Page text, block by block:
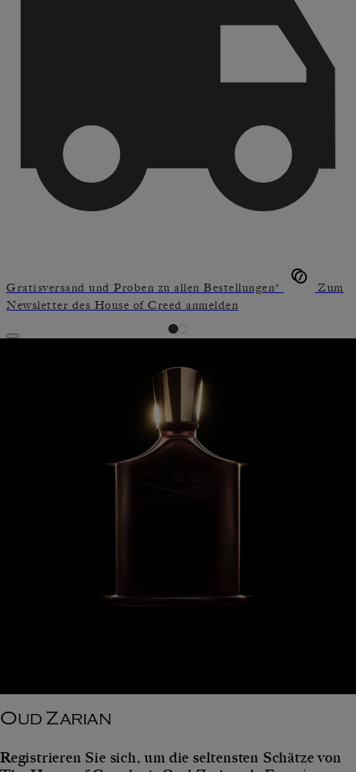
Gratisversand und Proben zu allen Bestellungen*
Zum
Newsletter des House of Creed anmelden
Oud Zarian
Registrieren Sie sich, um die seltensten Schätze von